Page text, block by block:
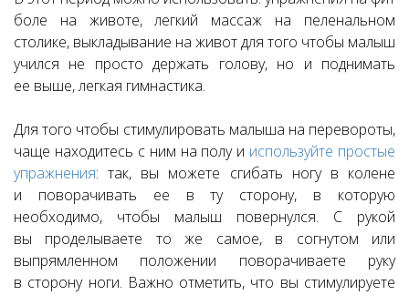
боле на животе, легкий массаж на пеленальном
столике, выкладывание на живот для того чтобы малыш
учился не просто держать голову, но и поднимать
ее выше, легкая гимнастика.
Для того чтобы стимулировать малыша на перевороты,
чаще находитесь с ним на полу и используйте простые
упражнения: так, вы можете сгибать ногу в колене
и поворачивать ее в ту сторону, в которую
необходимо, чтобы малыш повернулся. С рукой
вы проделываете то же самое, в согнутом или
выпрямленном положении поворачиваете руку
в сторону ноги. Важно отметить, что вы стимулируете